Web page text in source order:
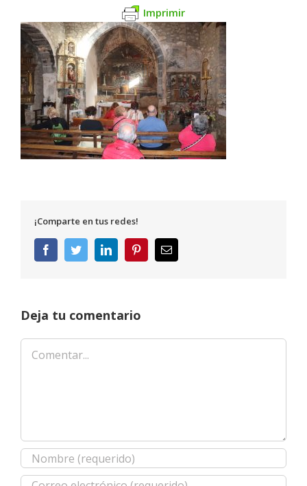
Imprimir
¡Comparte en tus redes!
FacebookTwitterLinkedInPinterestCorreo
electrónico
Deja tu comentario
Comentar